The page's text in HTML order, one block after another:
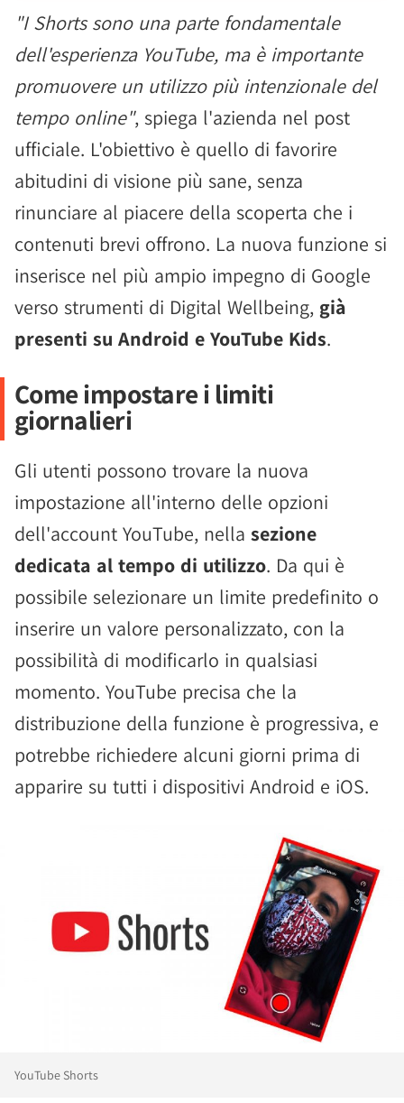
"I Shorts sono una parte fondamentale
dell'esperienza YouTube, ma è importante
promuovere un utilizzo più intenzionale del
tempo online", spiega l'azienda nel post
ufficiale. L'obiettivo è quello di favorire
abitudini di visione più sane, senza
rinunciare al piacere della scoperta che i
contenuti brevi offrono. La nuova funzione si
inserisce nel più ampio impegno di Google
verso strumenti di Digital Wellbeing, già
presenti su Android e YouTube Kids.
Come impostare i limiti
giornalieri
Gli utenti possono trovare la nuova
impostazione all'interno delle opzioni
dell'account YouTube, nella sezione
dedicata al tempo di utilizzo. Da qui è
possibile selezionare un limite predefinito o
inserire un valore personalizzato, con la
possibilità di modificarlo in qualsiasi
momento. YouTube precisa che la
distribuzione della funzione è progressiva, e
potrebbe richiedere alcuni giorni prima di
apparire su tutti i dispositivi Android e iOS.
YouTube Shorts